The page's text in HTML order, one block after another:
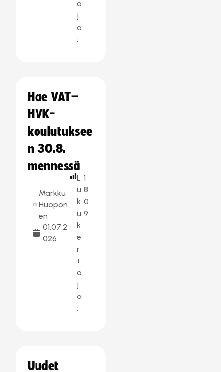
o
j
a
:
Hae VAT–
HVK-
koulutuksee
n 30.8.
mennessä
Markku
Huopon
en
01.07.2
026
L
u
k
u
k
e
r
t
o
j
a
:
1
8
0
9
Uudet